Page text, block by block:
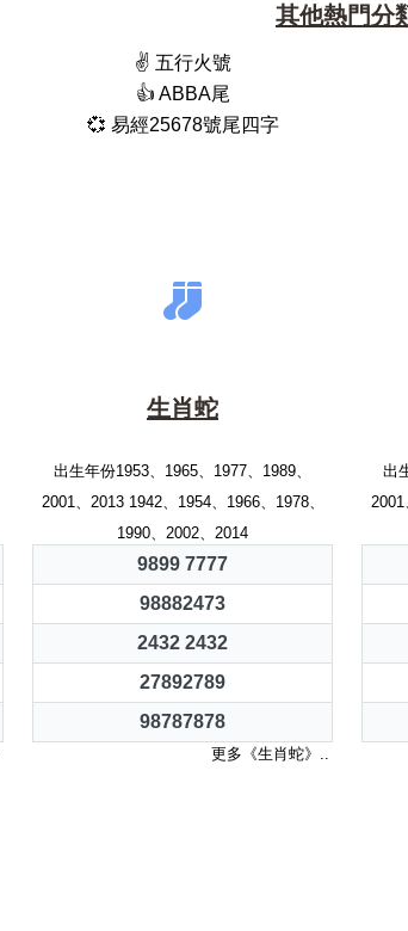
其他熱門分
✌️ 五行火號
👍 ABBA尾
💞 易經25678號尾四字
生肖蛇
出生年份1953、1965、1977、1989、
2001、2013 1942、1954、1966、1978、
1990、2002、2014
9899 7777
98882473
2432 2432
27892789
98787878
更多《生肖蛇》..
出
2001